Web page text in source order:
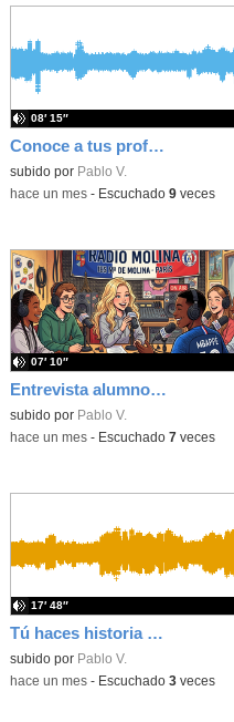
Conoce a tus professs 15 - Alfonso (Música)
Contenido educativo.
subido por Pablo V.
08′ 15″
-hace un mes- Escuchado 9veces
Entrevista alumnos de intercambio de París
Contenido educativo.
subido por Pablo V.
07′ 10″
-hace un mes- Escuchado 7veces
Tú haces historia 2x03 - Alberto González (concejal Latina)
subido por Pablo V.
17′ 48″
-hace un mes- Escuchado 3veces